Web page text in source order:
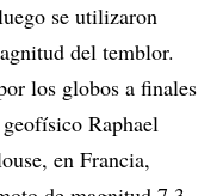
se utilizaron
del temblor.
los globos a finales
Raphael
en Francia,